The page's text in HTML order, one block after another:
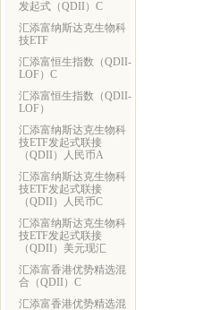
发起式（QDII）C
汇添富纳斯达克生物科
技ETF
汇添富恒生指数（QDII-
LOF）C
汇添富恒生指数（QDII-
LOF）
汇添富纳斯达克生物科
技ETF发起式联接
（QDII）人民币A
汇添富纳斯达克生物科
技ETF发起式联接
（QDII）人民币C
汇添富纳斯达克生物科
技ETF发起式联接
（QDII）美元现汇
汇添富香港优势精选混
合（QDII）C
汇添富香港优势精选混